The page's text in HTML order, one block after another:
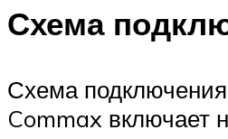
Схема
Схема
Commax включает